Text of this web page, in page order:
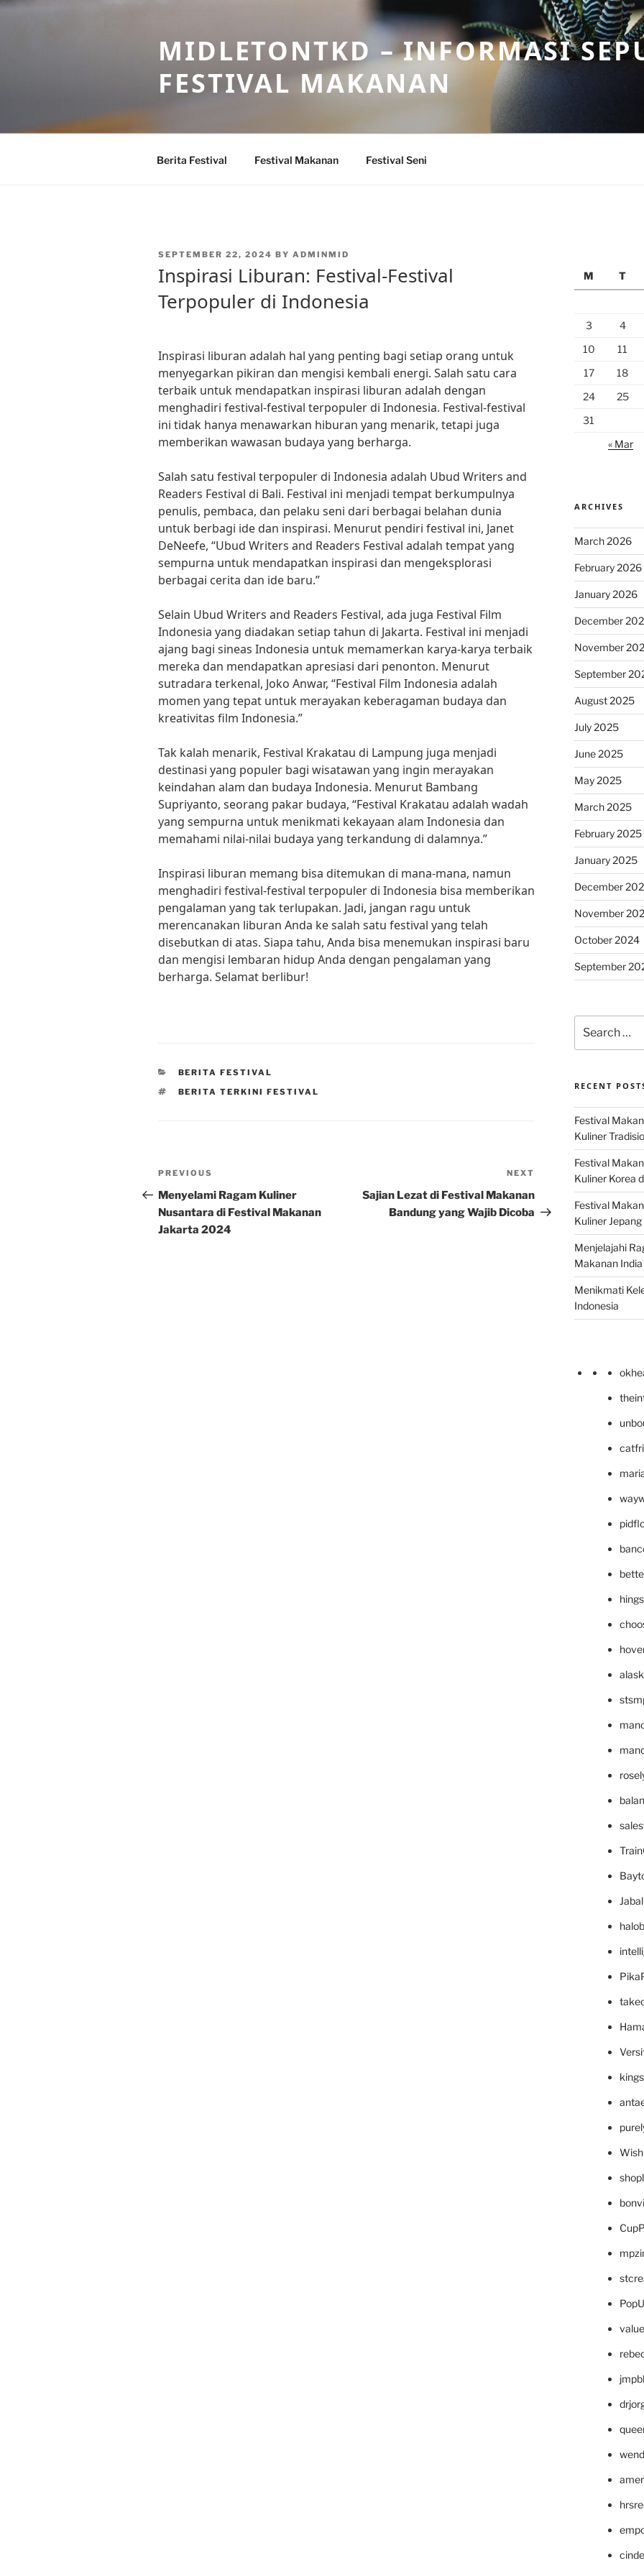
Skip
MIDLETONTKD – INFORMASI
FESTIVAL MAKANAN
Berita Festival Festival Makanan Festival Seni
POSTED
SEPTEMBER 22, 2024 BY ADMINMID
Inspirasi Liburan: Festival-Festival
Terpopuler di Indonesia
Inspirasi liburan adalah hal yang penting bagi setiap orang untuk
menyegarkan pikiran dan mengisi kembali energi. Salah satu cara
terbaik untuk mendapatkan inspirasi liburan adalah dengan
menghadiri festival-festival terpopuler di Indonesia. Festival-festival
ini tidak hanya menawarkan hiburan yang menarik, tetapi juga
memberikan wawasan budaya yang berharga.
Salah satu festival terpopuler di Indonesia adalah Ubud Writers and
Readers Festival di Bali. Festival ini menjadi tempat berkumpulnya
penulis, pembaca, dan pelaku seni dari berbagai belahan dunia
untuk berbagi ide dan inspirasi. Menurut pendiri festival ini, Janet
DeNeefe, “Ubud Writers and Readers Festival adalah tempat yang
sempurna untuk mendapatkan inspirasi dan mengeksplorasi
berbagai cerita dan ide baru.”
Selain Ubud Writers and Readers Festival, ada juga Festival Film
Indonesia yang diadakan setiap tahun di Jakarta. Festival ini menjadi
ajang bagi sineas Indonesia untuk memamerkan karya-karya terbaik
mereka dan mendapatkan apresiasi dari penonton. Menurut
sutradara terkenal, Joko Anwar, “Festival Film Indonesia adalah
momen yang tepat untuk merayakan keberagaman budaya dan
kreativitas film Indonesia.”
Tak kalah menarik, Festival Krakatau di Lampung juga menjadi
destinasi yang populer bagi wisatawan yang ingin merayakan
keindahan alam dan budaya Indonesia. Menurut Bambang
Supriyanto, seorang pakar budaya, “Festival Krakatau adalah wadah
yang sempurna untuk menikmati kekayaan alam Indonesia dan
memahami nilai-nilai budaya yang terkandung di dalamnya.”
Inspirasi liburan memang bisa ditemukan di mana-mana, namun
menghadiri festival-festival terpopuler di Indonesia bisa memberikan
pengalaman yang tak terlupakan. Jadi, jangan ragu untuk
merencanakan liburan Anda ke salah satu festival yang telah
disebutkan di atas. Siapa tahu, Anda bisa menemukan inspirasi baru
dan mengisi lembaran hidup Anda dengan pengalaman yang
berharga. Selamat berlibur!
CATEGORIES
BERITA FESTIVAL
TAGS
BERITA TERKINI FESTIVAL
Post
navigation
Previous
Post
PREVIOUS
Menyelami Ragam Kuliner
Nusantara di Festival Makanan
Jakarta 2024
Post
NEXT
Sajian Lezat di Festival Makanan
Bandung yang Wajib Dicoba
M
T
3
4
10
11
17
18
24
25
31
« Mar
ARCHIVES
March 2026
February 2026
January 2026
December
November
September
August 2025
July 2025
June 2025
May 2025
March 2025
February 2025
January 2025
December
November
October 2024
September
for:
RECENT
Festival
Kuliner
Festival
Kuliner Korea
Festival
Kuliner
Menjelajahi
Makanan
Menikmati
Indonesia